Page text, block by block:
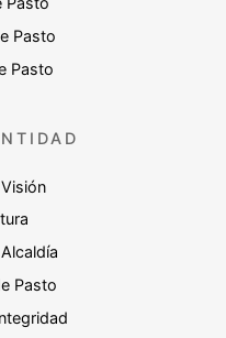
Pasto
Pasto
Pasto